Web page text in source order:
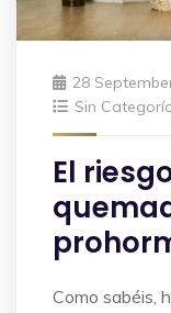
28
Sin
El
Como sabéis,